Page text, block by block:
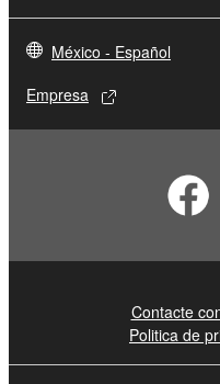
México - Español
Empresa
Contacte
Politica de